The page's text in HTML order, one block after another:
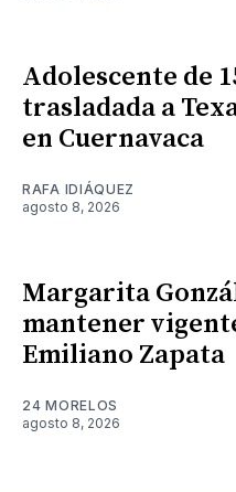
Adolescente de
trasladada a
en Cuernavaca
RAFA IDIÁQUEZ
agosto 8, 2026
Margarita
mantener
Emiliano Zapata
24 MORELOS
agosto 8, 2026